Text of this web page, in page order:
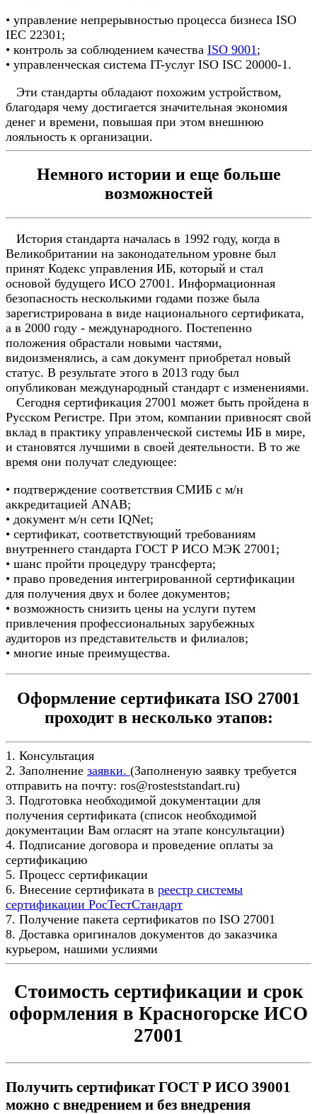
• управление непрерывностью процесса бизнеса ISO
IEC 22301;
• контроль за соблюдением качества ISO 9001 ;
• управленческая система IT-услуг ISO ISC 20000-1.
Эти стандарты обладают похожим устройством,
благодаря чему достигается значительная экономия
денег и времени, повышая при этом внешнюю
лояльность к организации.
Немного истории и еще больше
возможностей
История стандарта началась в 1992 году, когда в
Великобритании на законодательном уровне был
принят Кодекс управления ИБ, который и стал
основой будущего ИСО 27001. Информационная
безопасность несколькими годами позже была
зарегистрирована в виде национального сертификата,
а в 2000 году - международного. Постепенно
положения обрастали новыми частями,
видоизменялись, а сам документ приобретал новый
статус. В результате этого в 2013 году был
опубликован международный стандарт с изменениями.
Сегодня сертификация 27001 может быть пройдена в
Русском Регистре. При этом, компании привносят свой
вклад в практику управленческой системы ИБ в мире,
и становятся лучшими в своей деятельности. В то же
время они получат следующее:
• подтверждение соответствия СМИБ с м/н
аккредитацией ANAB;
• документ м/н сети IQNet;
• сертификат, соответствующий требованиям
внутреннего стандарта ГОСТ Р ИСО МЭК 27001;
• шанс пройти процедуру трансферта;
• право проведения интегрированной сертификации
для получения двух и более документов;
• возможность снизить цены на услуги путем
привлечения профессиональных зарубежных
аудиторов из представительств и филиалов;
• многие иные преимущества.
Оформление сертификата ISO 27001
проходит в несколько этапов:
1. Консультация
2. Заполнение заявки. (Заполненую заявку требуется
отправить на почту: ros@rosteststandart.ru)
3. Подготовка необходимой документации для
получения сертификата (список необходимой
документации Вам огласят на этапе консультации)
4. Подписание договора и проведение оплаты за
сертификацию
5. Процесс сертификации
6. Внесение сертификата в реестр системы
сертификации РосТестСтандарт
7. Получение пакета сертификатов по ISO 27001
8. Доставка оригиналов документов до заказчика
курьером, нашими услиями
Стоимость сертификации и срок
оформления в Красногорске ИСО
27001
Получить сертификат ГОСТ Р ИСО 39001
можно с внедрением и без внедрения